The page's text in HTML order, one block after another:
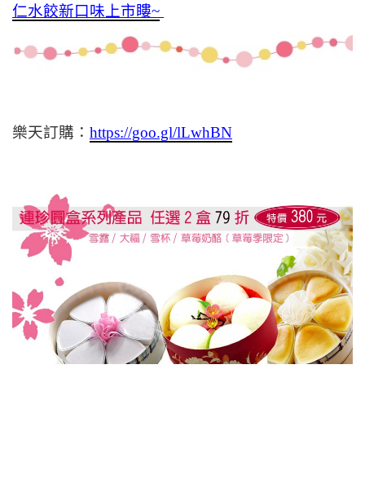
仁水餃新口味上市瞜~
樂天訂購： https://goo.gl/lLwhBN